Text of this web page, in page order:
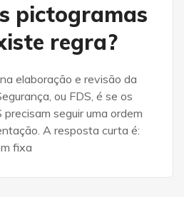
pictogramas
regra?
elaboração e revisão da
ou FDS, é se os
seguir uma ordem
A resposta curta é:
fixa